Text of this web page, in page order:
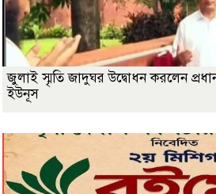
জুলাই স্মৃতি জাদুঘর উদ্বোধন করলেন
ইউনূস